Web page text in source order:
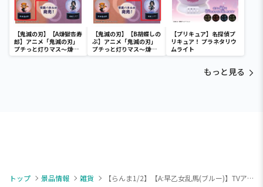
【鬼滅の刃】【A煉獄杏寿
郎】アニメ「鬼滅の刃」
プチっと灯りマス～煉獄
杏寿郎・胡蝶しのぶ～
【鬼滅の刃】【B胡蝶しの
ぶ】アニメ「鬼滅の刃」
プチっと灯りマス～煉獄
杏寿郎・胡蝶しのぶ～
【プリキュア】名探偵プ
リキュア！ プラネタリウ
ムライト
もっと見る
トップ 景品情報 雑貨
【らんま1/2】【A:早乙女乱馬(ブルー)】TVアニメ「らんま1/2」 バッグ型ミニポーチ